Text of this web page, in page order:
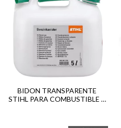
BIDON TRANSPARENTE
STIHL PARA COMBUSTIBLE X